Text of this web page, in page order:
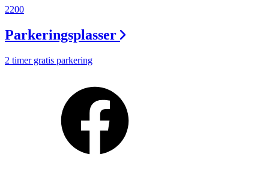
2200
Parkeringsplasser
2 timer gratis parkering